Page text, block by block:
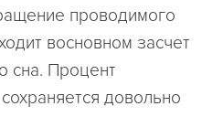
проводимого
восновном засчет
сна. Процент
довольно